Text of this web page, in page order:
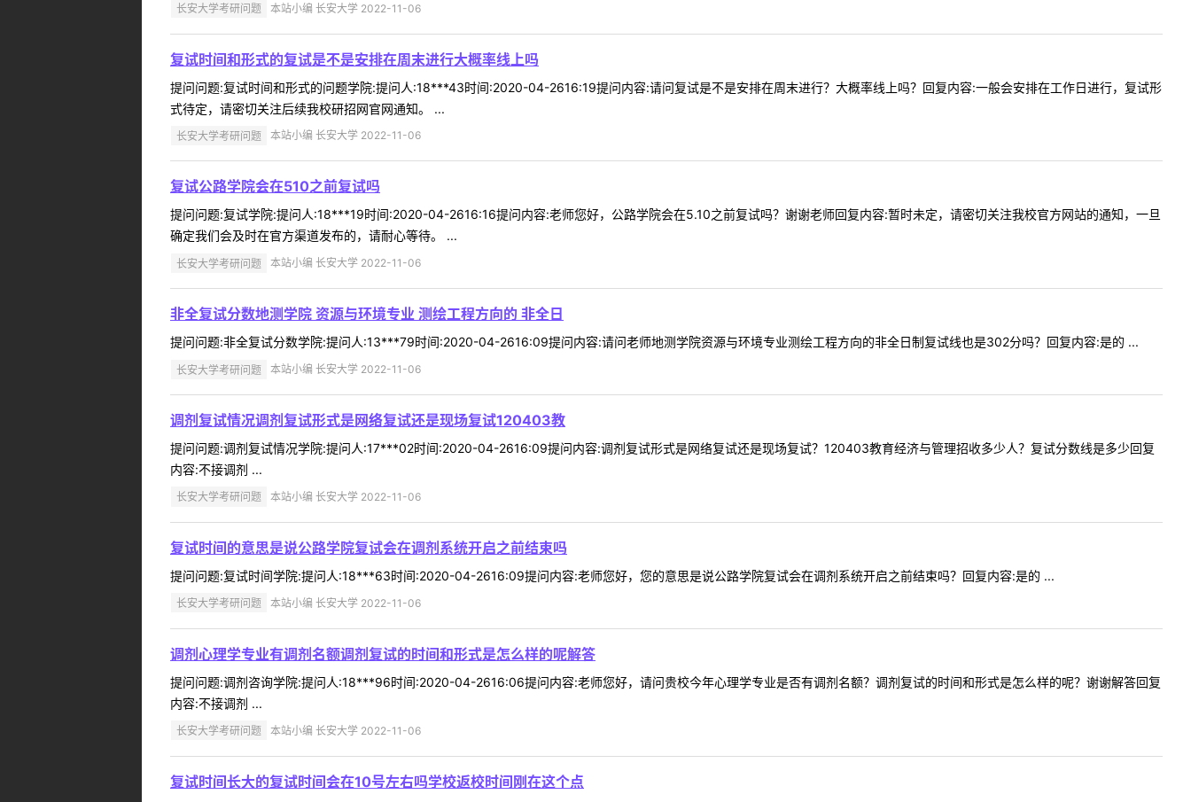
长安大学考研问题 本站小编 长安大学 2022-11-06
复试时间和形式的复试是不是安排在周末进行大概率线上吗
提问问题:复试时间和形式的问题学院:提问人:18***43时间:2020-04-2616:19提问内容:请问复试是不是安排在周末进行？大概率线上吗？回复内容:一般会安排在工作日进行，复试形
式待定，请密切关注后续我校研招网官网通知。 ...
长安大学考研问题 本站小编 长安大学 2022-11-06
复试公路学院会在510之前复试吗
提问问题:复试学院:提问人:18***19时间:2020-04-2616:16提问内容:老师您好，公路学院会在5.10之前复试吗？谢谢老师回复内容:暂时未定，请密切关注我校官方网站的通知，一旦
确定我们会及时在官方渠道发布的，请耐心等待。 ...
长安大学考研问题 本站小编 长安大学 2022-11-06
非全复试分数地测学院 资源与环境专业 测绘工程方向的 非全日
提问问题:非全复试分数学院:提问人:13***79时间:2020-04-2616:09提问内容:请问老师地测学院资源与环境专业测绘工程方向的非全日制复试线也是302分吗？回复内容:是的 ...
长安大学考研问题 本站小编 长安大学 2022-11-06
调剂复试情况调剂复试形式是网络复试还是现场复试120403教
提问问题:调剂复试情况学院:提问人:17***02时间:2020-04-2616:09提问内容:调剂复试形式是网络复试还是现场复试？120403教育经济与管理招收多少人？复试分数线是多少回复
内容:不接调剂 ...
长安大学考研问题 本站小编 长安大学 2022-11-06
复试时间的意思是说公路学院复试会在调剂系统开启之前结束吗
提问问题:复试时间学院:提问人:18***63时间:2020-04-2616:09提问内容:老师您好，您的意思是说公路学院复试会在调剂系统开启之前结束吗？回复内容:是的 ...
长安大学考研问题 本站小编 长安大学 2022-11-06
调剂心理学专业有调剂名额调剂复试的时间和形式是怎么样的呢解答
提问问题:调剂咨询学院:提问人:18***96时间:2020-04-2616:06提问内容:老师您好，请问贵校今年心理学专业是否有调剂名额？调剂复试的时间和形式是怎么样的呢？谢谢解答回复
内容:不接调剂 ...
长安大学考研问题 本站小编 长安大学 2022-11-06
复试时间长大的复试时间会在10号左右吗学校返校时间刚在这个点